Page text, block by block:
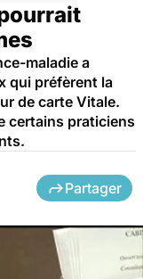
maladie a
qui préfèrent la
de carte Vitale.
certains praticiens
Partager